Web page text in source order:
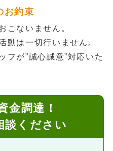
お約束
こないません。
動は一切行いません。
フが”誠心誠意”対応いた
金調達！
談ください